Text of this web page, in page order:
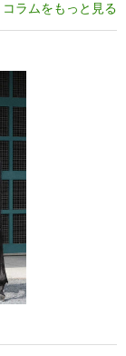
コラムをもっと見る